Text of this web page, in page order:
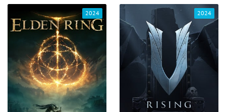
2024 2024